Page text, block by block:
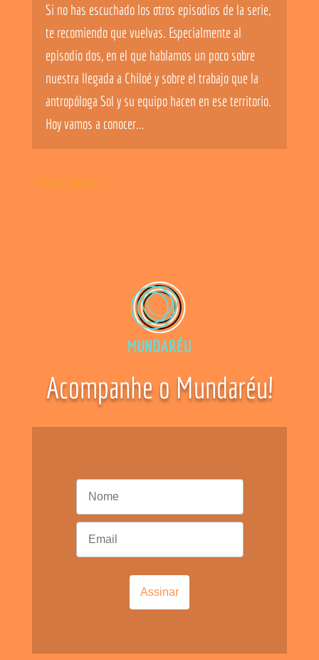
Si no has escuchado los otros episodios de la serie,
te recomiendo que vuelvas. Especialmente al
episodio dos, en el que hablamos un poco sobre
nuestra llegada a Chiloé y sobre el trabajo que la
antropóloga Sol y su equipo hacen en ese territorio.
Hoy vamos a conocer...
« Older Entries
Acompanhe o Mundaréu!